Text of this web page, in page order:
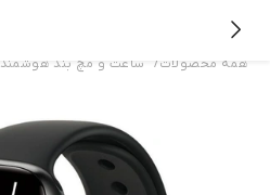
همه محصولات/ ساعت و مچ بند هوشمند